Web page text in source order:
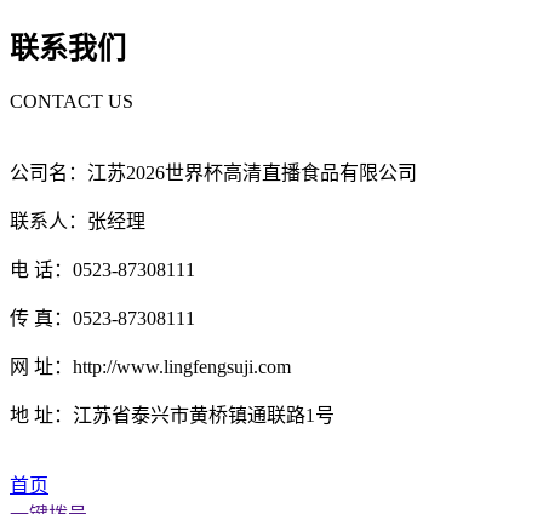
联系我们
CONTACT US
公司名：江苏2026世界杯高清直播食品有限公司
联系人：张经理
电 话：0523-87308111
传 真：0523-87308111
网 址：http://www.lingfengsuji.com
地 址：江苏省泰兴市黄桥镇通联路1号
首页